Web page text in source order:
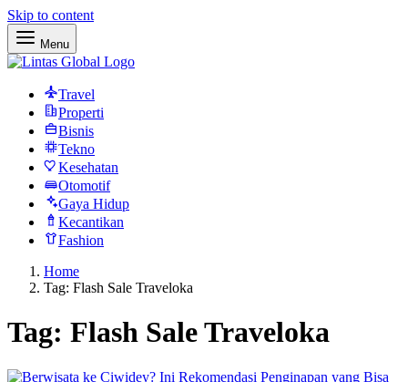
Skip to content
Menu
Travel
Properti
Bisnis
Tekno
Kesehatan
Otomotif
Gaya Hidup
Kecantikan
Fashion
Home
Tag: Flash Sale Traveloka
Tag: Flash Sale Traveloka